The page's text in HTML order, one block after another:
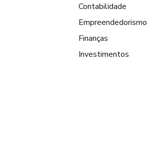
Contabilidade
Empreendedorismo
Finanças
Investimentos